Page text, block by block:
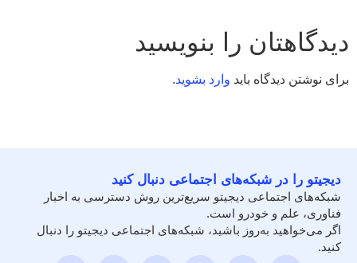
دیدگاهتان را بنویسید
برای نوشتن دیدگاه باید وارد بشوید.
دیجیتو را در شبکه‌های اجتماعی دنبال کنید
شبکه‌های اجتماعی دیجیتو سریع‌ترین روش دسترسی به اخبار
فناوری، علم و خودرو است.
اگر می‌خواهید به‌روز باشید، شبکه‌های اجتماعی دیجیتو را دنبال
کنید.